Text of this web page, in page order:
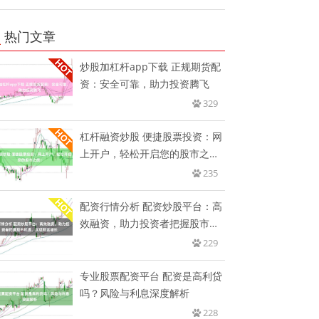
热门文章
炒股加杠杆app下载 正规期货配
资：安全可靠，助力投资腾飞
329
杠杆融资炒股 便捷股票投资：网
上开户，轻松开启您的股市之
235
配资行情分析 配资炒股平台：高
效融资，助力投资者把握股市机
229
专业股票配资平台 配资是高利贷
吗？风险与利息深度解析
228